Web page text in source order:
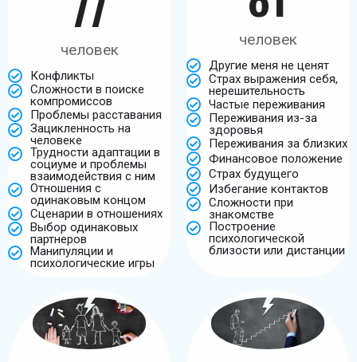
человек
Конфликты
Сложности в поиске
компромиссов
Проблемы расставания
Зацикленность на
человеке
Трудности адаптации в
социуме и проблемы
взаимодействия с ним
Отношения с
одинаковым концом
Сценарии в отношениях
Выбор одинаковых
партнеров
Манипуляции и
психологические игры
человек
Другие меня не ценят
Страх выражения себя,
нерешительность
Частые переживания
Переживания из-за
здоровья
Переживания за близких
Финансовое положение
Страх будущего
Избегание контактов
Сложности при
знакомстве
Построение
психологической
близости или дистанции